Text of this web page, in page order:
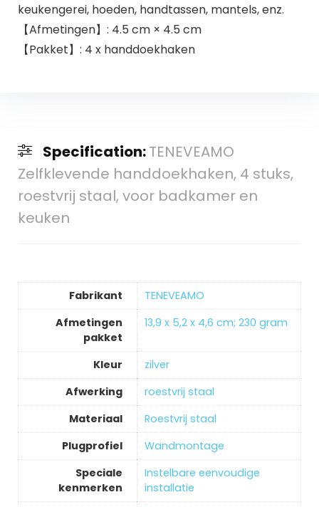
keukengerei, hoeden, handtassen, mantels, enz.
【Afmetingen】: 4.5 cm × 4.5 cm
【Pakket】: 4 x handdoekhaken
Specification:TENEVEAMO
Zelfklevende handdoekhaken, 4 stuks,
roestvrij staal, voor badkamer en
keuken
Fabrikant
‎TENEVEAMO
Afmetingen
pakket
‎13,9 x 5,2 x 4,6 cm; 230 gram
Kleur
‎zilver
Afwerking
‎roestvrij staal
Materiaal
‎Roestvrij staal
Plugprofiel
‎Wandmontage
Speciale
kenmerken
‎Instelbare eenvoudige
installatie